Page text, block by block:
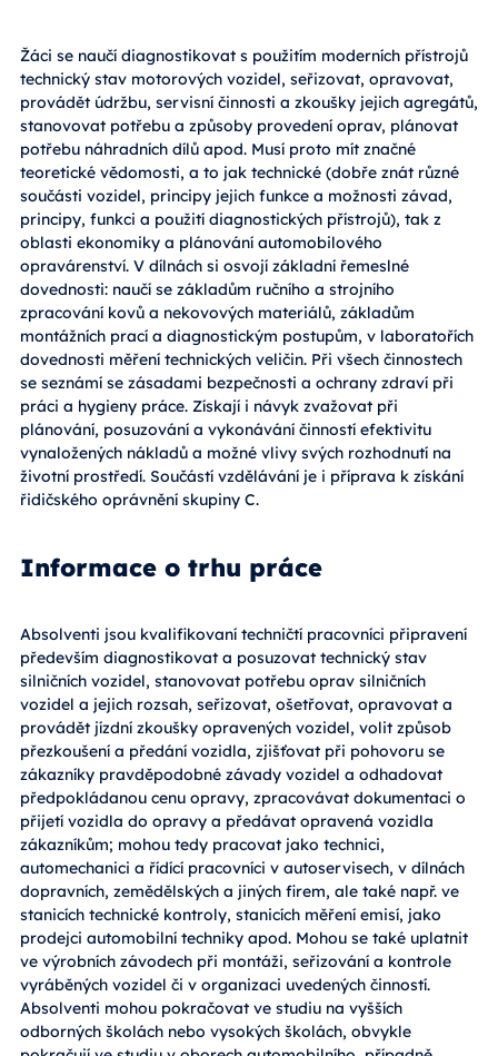
Žáci se naučí diagnostikovat s použitím moderních přístrojů
technický stav motorových vozidel, seřizovat, opravovat,
provádět údržbu, servisní činnosti a zkoušky jejich agregátů,
stanovovat potřebu a způsoby provedení oprav, plánovat
potřebu náhradních dílů apod. Musí proto mít značné
teoretické vědomosti, a to jak technické (dobře znát různé
součásti vozidel, principy jejich funkce a možnosti závad,
principy, funkci a použití diagnostických přístrojů), tak z
oblasti ekonomiky a plánování automobilového
opravárenství. V dílnách si osvojí základní řemeslné
dovednosti: naučí se základům ručního a strojního
zpracování kovů a nekovových materiálů, základům
montážních prací a diagnostickým postupům, v laboratořích
dovednosti měření technických veličin. Při všech činnostech
se seznámí se zásadami bezpečnosti a ochrany zdraví při
práci a hygieny práce. Získají i návyk zvažovat při
plánování, posuzování a vykonávání činností efektivitu
vynaložených nákladů a možné vlivy svých rozhodnutí na
životní prostředí. Součástí vzdělávání je i příprava k získání
řidičského oprávnění skupiny C.
Informace o trhu práce
Absolventi jsou kvalifikovaní techničtí pracovníci připravení
především diagnostikovat a posuzovat technický stav
silničních vozidel, stanovovat potřebu oprav silničních
vozidel a jejich rozsah, seřizovat, ošetřovat, opravovat a
provádět jízdní zkoušky opravených vozidel, volit způsob
přezkoušení a předání vozidla, zjišťovat při pohovoru se
zákazníky pravděpodobné závady vozidel a odhadovat
předpokládanou cenu opravy, zpracovávat dokumentaci o
přijetí vozidla do opravy a předávat opravená vozidla
zákazníkům; mohou tedy pracovat jako technici,
automechanici a řídící pracovníci v autoservisech, v dílnách
dopravních, zemědělských a jiných firem, ale také např. ve
stanicích technické kontroly, stanicích měření emisí, jako
prodejci automobilní techniky apod. Mohou se také uplatnit
ve výrobních závodech při montáži, seřizování a kontrole
vyráběných vozidel či v organizaci uvedených činností.
Absolventi mohou pokračovat ve studiu na vyšších
odborných školách nebo vysokých školách, obvykle